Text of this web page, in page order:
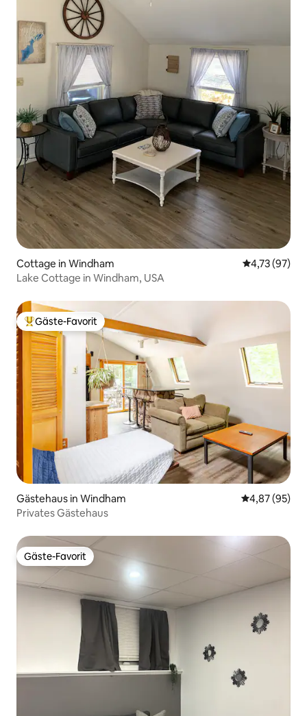
Cottage in Windham
4,73 (97)
Lake Cottage in Windham, USA
Beliebter Gäste-Favorit.
Gäste-Favorit
Gästehaus in Windham
4,87 (95)
Privates Gästehaus
Gäste-Favorit
Gäste-Favorit